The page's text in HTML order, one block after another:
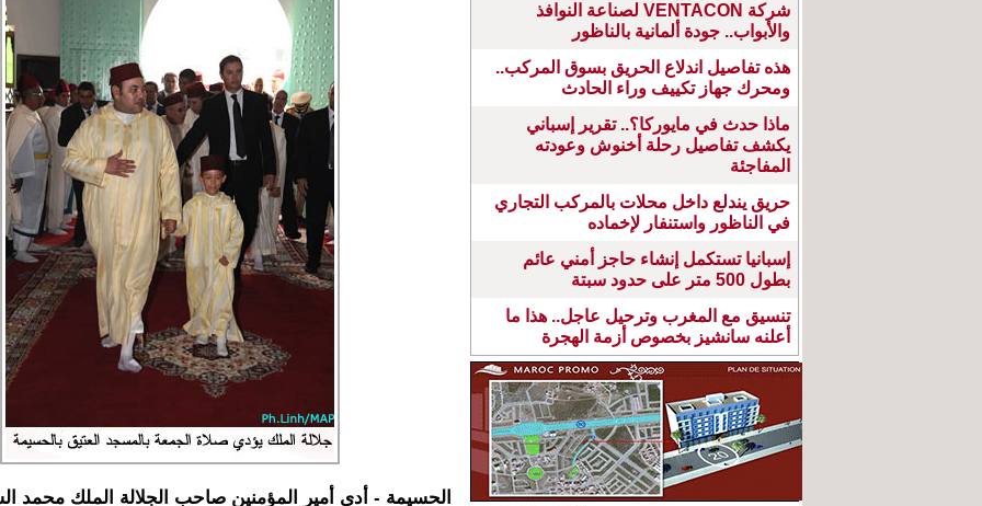
الحسيمة - أدى أمير المؤمنين صاحب الجلالة الملك محمد
شركة VENTACON لصناعة النوافذ
والأبواب.. جودة ألمانية بالناظور
هذه تفاصيل اندلاع الحريق بسوق المركب..
ومحرك جهاز تكييف وراء الحادث
ماذا حدث في مايوركا؟.. تقرير إسباني
يكشف تفاصيل رحلة أخنوش وعودته
المفاجئة
حريق يندلع داخل محلات بالمركب التجاري
في الناظور واستنفار لإخماده
إسبانيا تستكمل إنشاء حاجز أمني عائم
بطول 500 متر على حدود سبتة
تنسيق مع المغرب وترحيل عاجل.. هذا ما
أعلنه سانشيز بخصوص أزمة الهجرة